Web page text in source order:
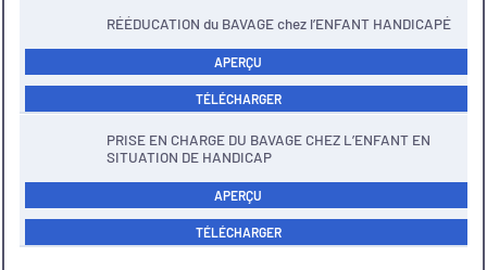
RÉÉDUCATION du BAVAGE chez l’ENFANT HANDICAPÉ
APERÇU
TÉLÉCHARGER
PRISE EN CHARGE DU BAVAGE CHEZ L’ENFANT EN
SITUATION DE HANDICAP
APERÇU
TÉLÉCHARGER